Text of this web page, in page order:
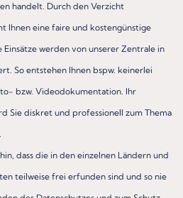
handelt. Durch den Verzicht
Ihnen eine faire und kostengünstige
werden von unserer Zentrale in
So entstehen Ihnen bspw. keinerlei
bzw. Videodokumentation. Ihr
Sie diskret und professionell zum Thema
dass die in den einzelnen Ländern und
teilweise frei erfunden sind und so nie